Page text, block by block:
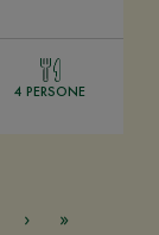
4 PERSONE